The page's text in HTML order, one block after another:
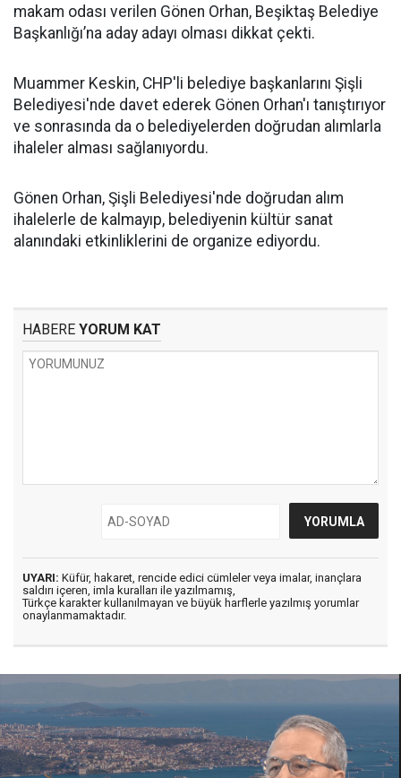
makam odası verilen Gönen Orhan, Beşiktaş Belediye
Başkanlığı’na aday adayı olması dikkat çekti.
Muammer Keskin, CHP'li belediye başkanlarını Şişli
Belediyesi'nde davet ederek Gönen Orhan'ı tanıştırıyor
ve sonrasında da o belediyelerden doğrudan alımlarla
ihaleler alması sağlanıyordu.
Gönen Orhan, Şişli Belediyesi'nde doğrudan alım
ihalelerle de kalmayıp, belediyenin kültür sanat
alanındaki etkinliklerini de organize ediyordu.
HABERE YORUM KAT
UYARI: Küfür, hakaret, rencide edici cümleler veya imalar, inançlara
saldırı içeren, imla kuralları ile yazılmamış,
Türkçe karakter kullanılmayan ve büyük harflerle yazılmış yorumlar
onaylanmamaktadır.